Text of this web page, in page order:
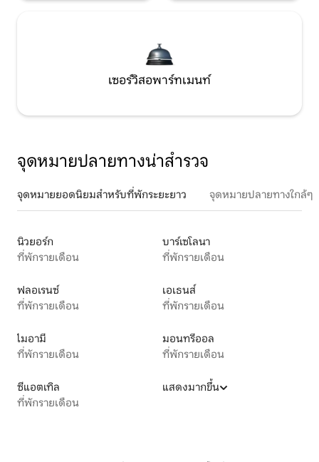
เซอร์วิสอพาร์ทเมนท์
จุดหมายปลายทางน่าสำรวจ
จุดหมายยอดนิยมสำหรับที่พักระยะยาว จุดหมายปลายทางใกล้ๆ
นิวยอร์ก
ที่พักรายเดือน
บาร์เซโลนา
ที่พักรายเดือน
ฟลอเรนซ์
ที่พักรายเดือน
เอเธนส์
ที่พักรายเดือน
ไมอามี
ที่พักรายเดือน
มอนทรีออล
ที่พักรายเดือน
ซีแอตเทิล
ที่พักรายเดือน
แสดงมากขึ้น